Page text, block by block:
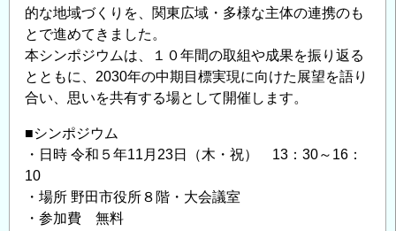
的な地域づくりを、関東広域・多様な主体の連携のも
とで進めてきました。
本シンポジウムは、１０年間の取組や成果を振り返る
とともに、2030年の中期目標実現に向けた展望を語り
合い、思いを共有する場として開催します。
■シンポジウム
・日時 令和５年11月23日（木・祝） 13：30～16：
10
・場所 野田市役所８階・大会議室
・参加費 無料